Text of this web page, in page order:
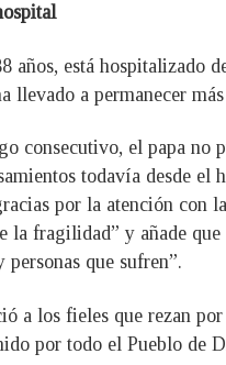
años, está hospitalizado
llevado a permanecer
consecutivo, el papa no
todavía desde el
por la atención con
la fragilidad” y añade
personas que sufren”.
a los fieles que rezan
por todo el Pueblo de